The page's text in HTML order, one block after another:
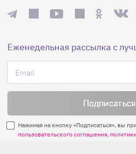
Еженедельная рассылка с
Нажимая на кнопку «Подписаться», вы
пользовательского соглашения,